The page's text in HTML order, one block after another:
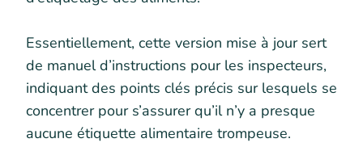
Essentiellement, cette version mise à jour sert
de manuel d’instructions pour les inspecteurs,
indiquant des points clés précis sur lesquels se
concentrer pour s’assurer qu’il n’y a presque
aucune étiquette alimentaire trompeuse.